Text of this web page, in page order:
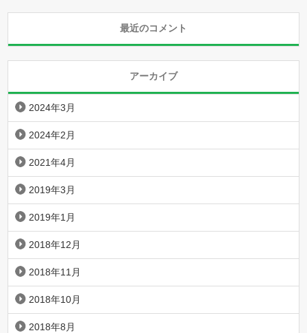
最近のコメント
アーカイブ
2024年3月
2024年2月
2021年4月
2019年3月
2019年1月
2018年12月
2018年11月
2018年10月
2018年8月